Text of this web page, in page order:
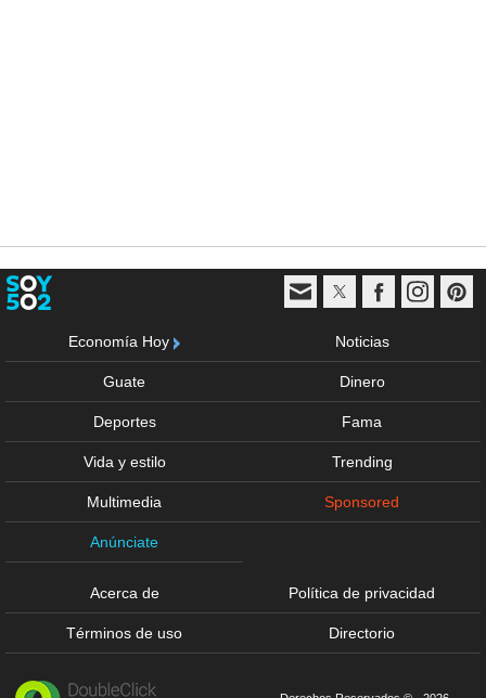
Economía Hoy Noticias
Guate Dinero
Deportes Fama
Vida y estilo Trending
Multimedia Sponsored
Anúnciate
Acerca de Política de privacidad
Términos de uso Directorio